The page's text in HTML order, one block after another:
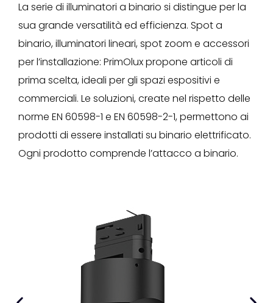
La serie di illuminatori a binario si distingue per la
sua grande versatilità ed efficienza. Spot a
binario, illuminatori lineari, spot zoom e accessori
per l’installazione: PrimOlux propone articoli di
prima scelta, ideali per gli spazi espositivi e
commerciali. Le soluzioni, create nel rispetto delle
norme EN 60598-1 e EN 60598-2-1, permettono ai
prodotti di essere installati su binario elettrificato.
Ogni prodotto comprende l’attacco a binario.